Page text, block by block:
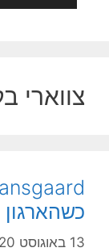
צווארי
13 באוגוסט 2020